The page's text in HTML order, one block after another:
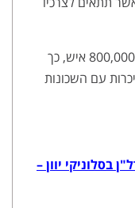
במטרופולין סלוניקי מתגוררים למעלה מ 800,000 איש, כך
עם השכונות
בסלוניקי יוון –